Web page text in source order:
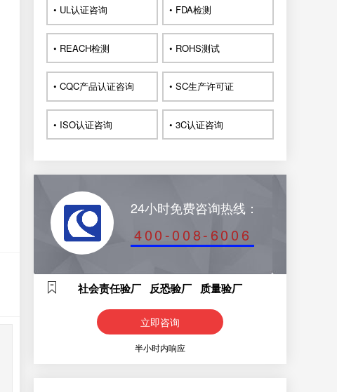
• UL认证咨询 • FDA检测
• REACH检测 • ROHS测试
• CQC产品认证咨询 • SC生产许可证
• ISO认证咨询 • 3C认证咨询
24小时免费咨询热线：
400-008-6006
社会责任验厂 反恐验厂 质量验厂
立即咨询
半小时内响应